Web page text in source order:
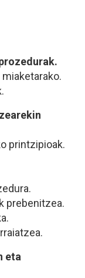
printzipioak.
prebenitzea.
eta